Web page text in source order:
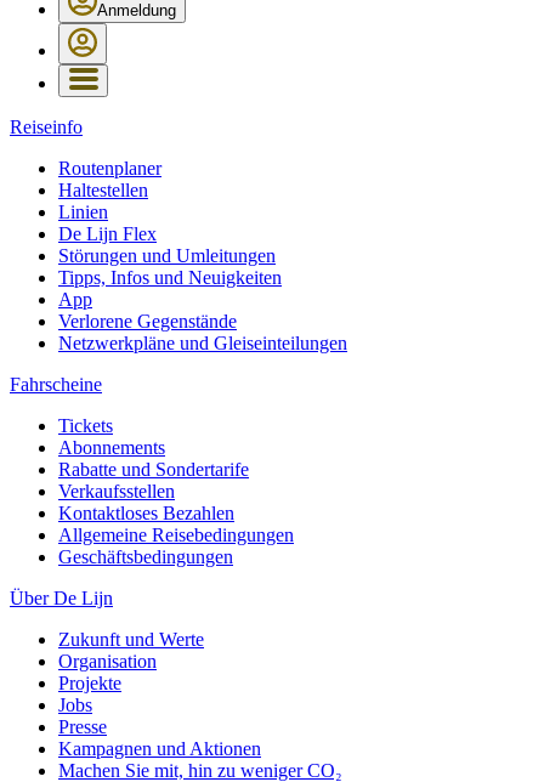
Anmeldung
Reiseinfo
Routenplaner
Haltestellen
Linien
De Lijn Flex
Störungen und Umleitungen
Tipps, Infos und Neuigkeiten
App
Verlorene Gegenstände
Netzwerkpläne und Gleiseinteilungen
Fahrscheine
Tickets
Abonnements
Rabatte und Sondertarife
Verkaufsstellen
Kontaktloses Bezahlen
Allgemeine Reisebedingungen
Geschäftsbedingungen
Über De Lijn
Zukunft und Werte
Organisation
Projekte
Jobs
Presse
Kampagnen und Aktionen
Machen Sie mit, hin zu weniger CO₂